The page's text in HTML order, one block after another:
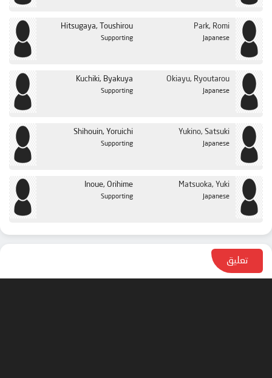
Hitsugaya, Toushirou
Supporting
Park, Romi
Japanese
Kuchiki, Byakuya
Supporting
Okiayu, Ryoutarou
Japanese
Shihouin, Yoruichi
Supporting
Yukino, Satsuki
Japanese
Inoue, Orihime
Supporting
Matsuoka, Yuki
Japanese
تعليق